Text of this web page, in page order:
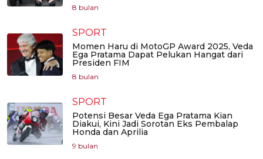
8 bulan
SPORT
Momen Haru di MotoGP Award 2025, Veda
Ega Pratama Dapat Pelukan Hangat dari
Presiden FIM
8 bulan
SPORT
Potensi Besar Veda Ega Pratama Kian
Diakui, Kini Jadi Sorotan Eks Pembalap
Honda dan Aprilia
9 bulan